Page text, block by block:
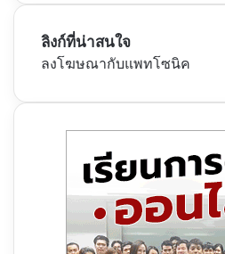
ลิงก์ที่น่าสนใจ
ลงโฆษณากับแพทโซนิค